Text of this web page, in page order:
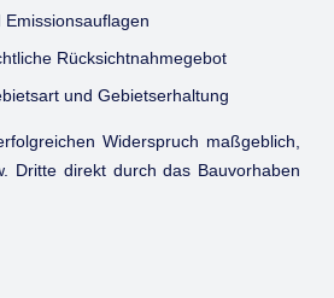
Rücksichtnahmegebot
und Gebietserhaltung
Widerspruch maßgeblich,
Dritte direkt durch das Bauvorhaben